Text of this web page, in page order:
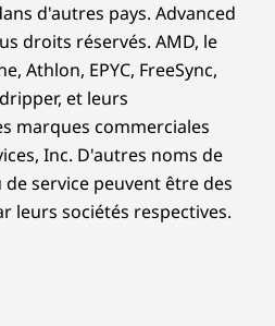
d'autres pays. Advanced
droits réservés. AMD, le
Athlon, EPYC, FreeSync,
et leurs
marques commerciales
Inc. D'autres noms de
service peuvent être des
leurs sociétés respectives.